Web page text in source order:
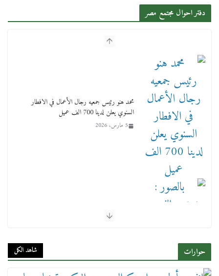
دفتر احوال مجتمع مصر
محمد هنو رئيس جمعيه رجال الأعمال في الافطار
السنوي يعلن لدينا 700 الف عميل
5 مارس، 2026
4 مارس، 2026
حوارات شاهد الكل